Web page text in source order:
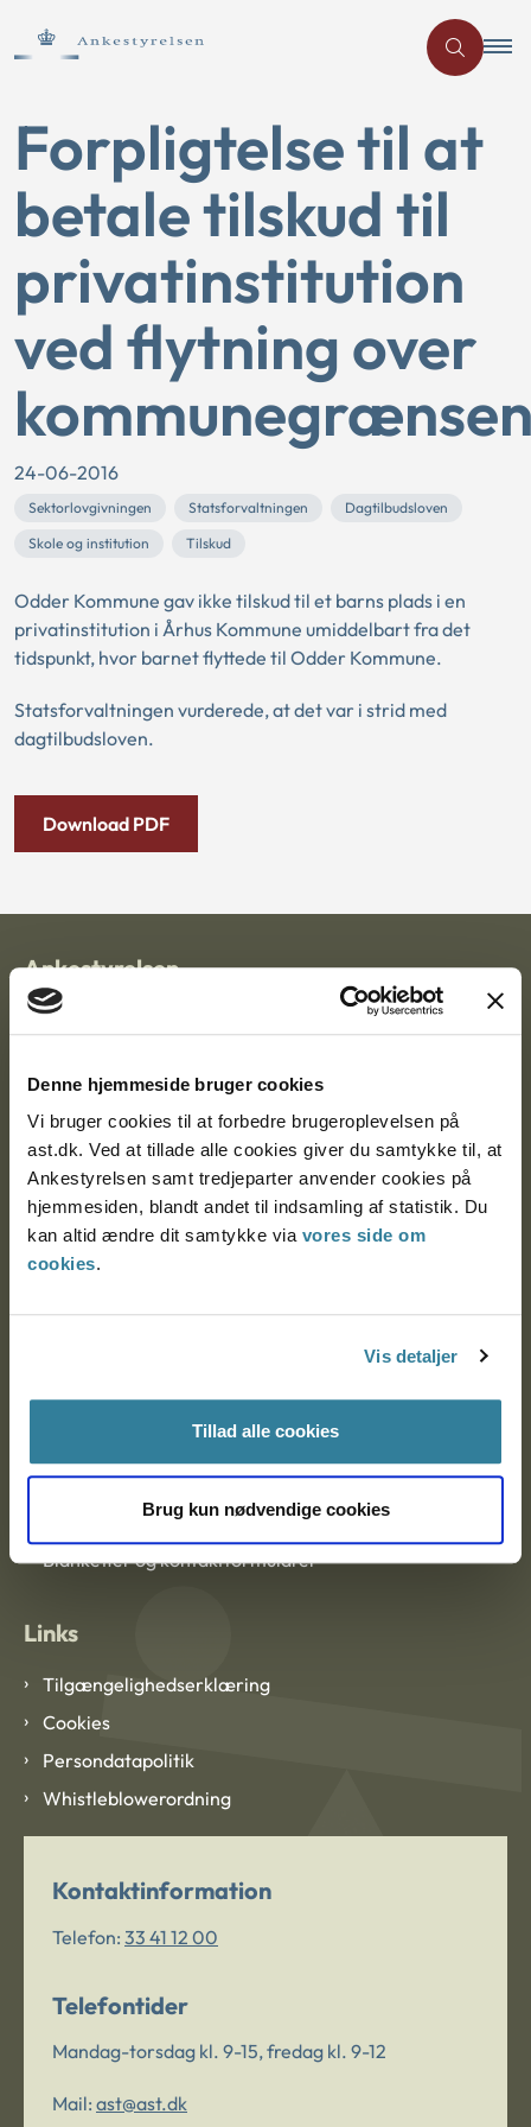
Denne hjemmeside bruger cookies
Vi bruger cookies til at forbedre brugeroplevelsen på
ast.dk. Ved at tillade alle cookies giver du samtykke til, at
Ankestyrelsen samt tredjeparter anvender cookies på
hjemmesiden, blandt andet til indsamling af statistik. Du
kan altid ændre dit samtykke via vores side om
cookies.
Vis detaljer
Tillad alle cookies
Brug kun nødvendige cookies
Forpligtelse til at
betale tilskud til
privatinstitution
ved flytning over
24-06-2016
Sektorlovgivningen Statsforvaltningen
Dagtilbudsloven
Skole og institution
Tilskud
Odder Kommune gav ikke tilskud til et barns plads i en
privatinstitution i Århus Kommune umiddelbart fra det
tidspunkt, hvor barnet flyttede til Odder Kommune.
Statsforvaltningen vurderede, at det var i strid med
dagtilbudsloven.
Download PDF
Ankestyrelsen
Postadresse:
9000 Aalborg
Ankestyrelsen Aalborg
Ankestyrelsen København
Om Ankestyrelsen
Om Ankestyrelsen
Blanketter og kontaktformularer
Links
Tilgængelighedserklæring
Cookies
Persondatapolitik
Whistleblowerordning
Kontaktinformation
Telefon: 33 41 12 00
Telefontider
Mandag-torsdag kl. 9-15, fredag kl. 9-12
Mail: ast@ast.dk